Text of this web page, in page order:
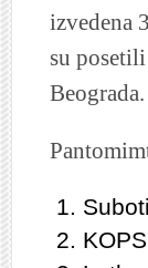
izvedena
su
Beograda.